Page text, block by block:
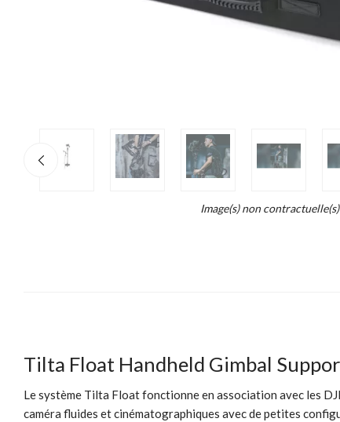
Image(s) non contractuelle(s)
Tilta Float Handheld Gimbal
Le système Tilta Float fonctionne en association avec les
caméra fluides et cinématographiques avec de petites